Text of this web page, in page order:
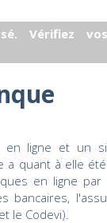
Vérifiez
ligne et un
a quant à elle
en ligne par
le Codevi).